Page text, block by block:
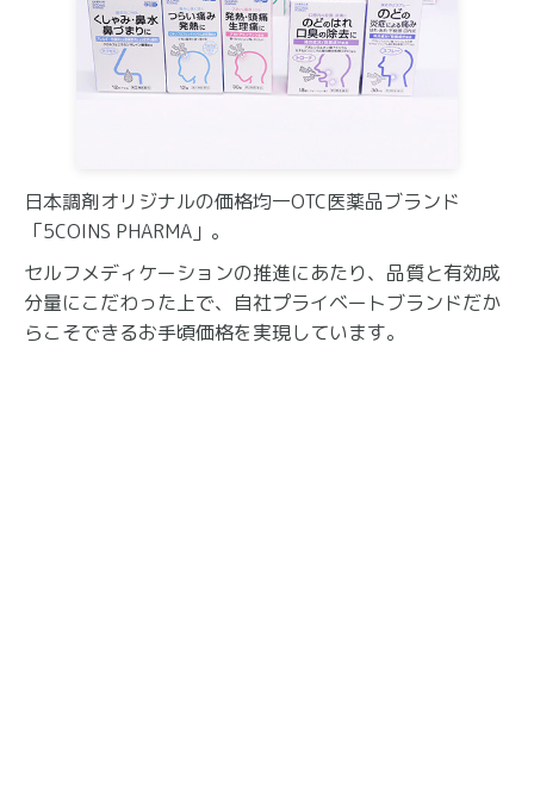
日本調剤オリジナルの価格均一OTC医薬品ブランド
「5COINS PHARMA」。
セルフメディケーションの推進にあたり、品質と有効成
分量にこだわった上で、自社プライベートブランドだか
らこそできるお手頃価格を実現しています。